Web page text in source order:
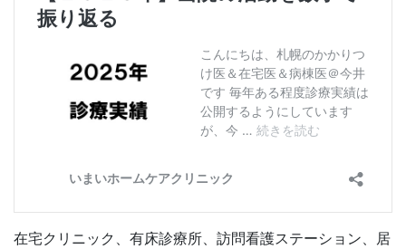
在宅クリニック、有床診療所、訪問看護ステーション、居